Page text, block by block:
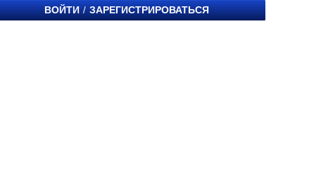
ВОЙТИ / ЗАРЕГИСТРИРОВАТЬСЯ